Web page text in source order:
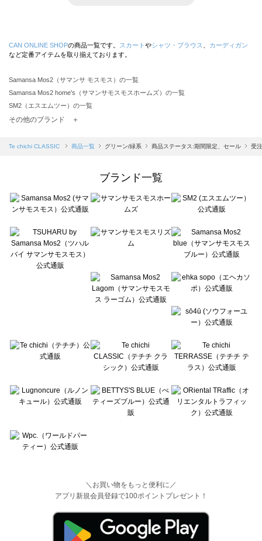
CAN ONLINE SHOPの商品一覧です。 スカート やシャツ・ブラウス
カーディガン
など定番アイテムを取り揃えております。
Samansa Mos2（サマンサ モスモス）の一覧
Samansa Mos2 home's（サマンサモスモスホームズ）の一覧
SM2（エスエムツー）の一覧
TSUHARU by Samansa Mos2（ツハルバイサマンサモスモス）の一覧
Samansa Mos2 blue（サマンサモスモス ブルー）の一覧
Te chichi（テチチ）の一覧
Te chichi CLASSIC（テチチ クラシック）の一覧
Lugnoncure（ルノンキュール）の一覧
BETTY'S BLUE（べティーズブルー）の一覧
Wpc.（ワールドパーティー）の一覧
その他のブランド ＋
Te chichi CLASSIC 商品一覧 グリーン/緑系 商品ステータス:期間限定、セール 受
ブランド一覧
＼お買い物をもっと便利に／
アプリ新規会員登録で100ポイントプレゼント！